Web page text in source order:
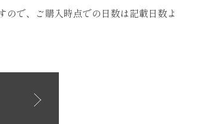
で、ご購入時点での日数は記載日数よ